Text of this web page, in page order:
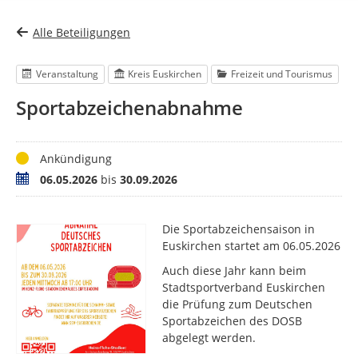
Alle Beteiligungen
Veranstaltung Kreis Euskirchen Freizeit und Tourismus
Sportabzeichenabnahme
StatusAnkündigung
Termin06.05.2026 bis 30.09.2026
Die Sportabzeichensaison in
Euskirchen startet am 06.05.2026
Auch diese Jahr kann beim
Stadtsportverband Euskirchen
die Prüfung zum Deutschen
Sportabzeichen des DOSB
abgelegt werden.